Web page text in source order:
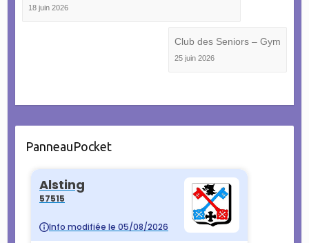
18 juin 2026
Club des Seniors – Gym
25 juin 2026
PanneauPocket